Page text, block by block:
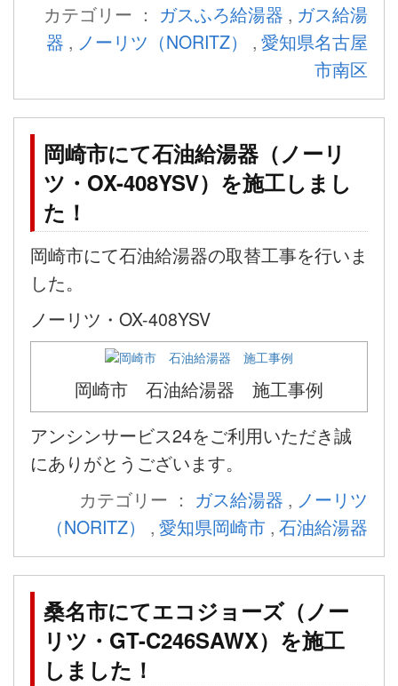
カテゴリー ： ガスふろ給湯器 , ガス給湯
器 , ノーリツ（NORITZ） , 愛知県名古屋
市南区
岡崎市にて石油給湯器（ノーリ
ツ・OX-408YSV）を施工しまし
た！
岡崎市にて石油給湯器の取替工事を行いま
した。
ノーリツ・OX-408YSV
岡崎市 石油給湯器 施工事例
アンシンサービス24をご利用いただき誠
にありがとうございます。
カテゴリー ： ガス給湯器 , ノーリツ
（NORITZ）
, 愛知県岡崎市 , 石油給湯器
桑名市にてエコジョーズ（ノー
リツ・GT-C246SAWX）を施工
しました！